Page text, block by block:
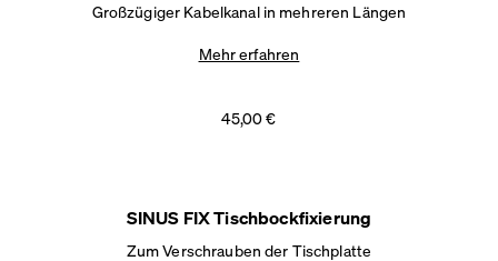
Großzügiger Kabelkanal in mehreren Längen
Mehr erfahren
45,00 €
SINUS FIX Tischbockfixierung
Zum Verschrauben der Tischplatte